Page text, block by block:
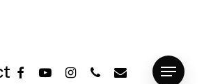
facebook
youtube
instagram
phoneemail Menu